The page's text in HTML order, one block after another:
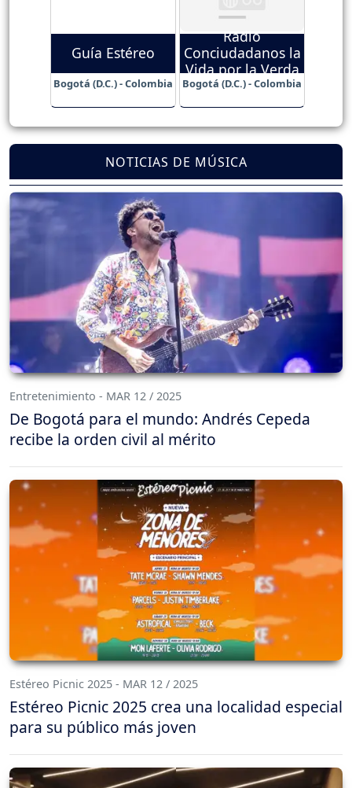
Guía Estéreo
Bogotá (D.C.) - Colombia
Radio
Conciudadanos la
Vida por la Verda
Bogotá (D.C.) - Colombia
NOTICIAS DE MÚSICA
Entretenimiento - MAR 12 / 2025
De Bogotá para el mundo: Andrés Cepeda
recibe la orden civil al mérito
Estéreo Picnic 2025 - MAR 12 / 2025
Estéreo Picnic 2025 crea una localidad especial
para su público más joven